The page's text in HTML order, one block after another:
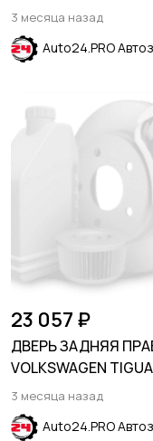
2017-2024
3 месяца назад
23 057 ₽
ДВЕРЬ ЗАДНЯЯ
VOLKSWAGEN
2011-2016
3 месяца назад